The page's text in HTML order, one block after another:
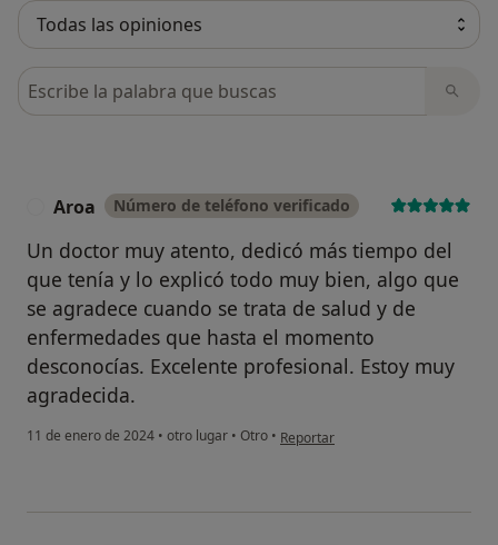
Busca en opiniones
Aroa Número de teléfono verificado
Un doctor muy atento, dedicó más tiempo del
que tenía y lo explicó todo muy bien, algo que
se agradece cuando se trata de salud y de
enfermedades que hasta el momento
desconocías. Excelente profesional. Estoy muy
agradecida.
11 de enero de 2024 • otro lugar • Otro • en opinión del usuario Aroa
Reportar